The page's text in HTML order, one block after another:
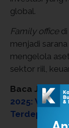
global.
Family officedi
menjadi
mengelola
sektor riil,
Baca Juga:
2025: Warren
Terdepak